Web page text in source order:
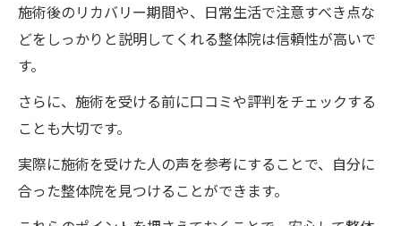
頬の膨らみと二重顎を同時に改善：徳島県
板野郡藍住町の整体院ワイルドボディ
整体院ワイルドボディ
低価格で美人度UP：徳島県板野郡藍住町の
ワイルドボディの整体施術
施術後のリカバリー期間や、日常生活で注意すべき点な
どをしっかりと説明してくれる整体院は信頼性が高いで
す。
さらに、施術を受ける前に口コミや評判をチェックする
ことも大切です。
実際に施術を受けた人の声を参考にすることで、自分に
合った整体院を見つけることができます。